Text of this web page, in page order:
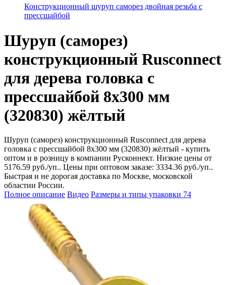
Конструкционный шуруп саморез двойная резьба с
прессшайбой
Шуруп (саморез)
конструкционный Rusconnect
для дерева головка с
прессшайбой 8х300 мм
(320830) жёлтый
Шуруп (саморез) конструкционный Rusconnect для дерева
головка с прессшайбой 8х300 мм (320830) жёлтый - купить
оптом и в розницу в компании Русконнект. Низкие цены от
5176.59 руб./уп.. Цены при оптовом заказе: 3334.36 руб./уп..
Быстрая и не дорогая доставка по Москве, московской
областии России.
Полное описание Видео Размеры и типы упаковки 74